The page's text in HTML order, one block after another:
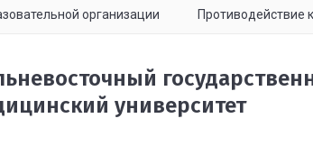
организации Противодействие
университет